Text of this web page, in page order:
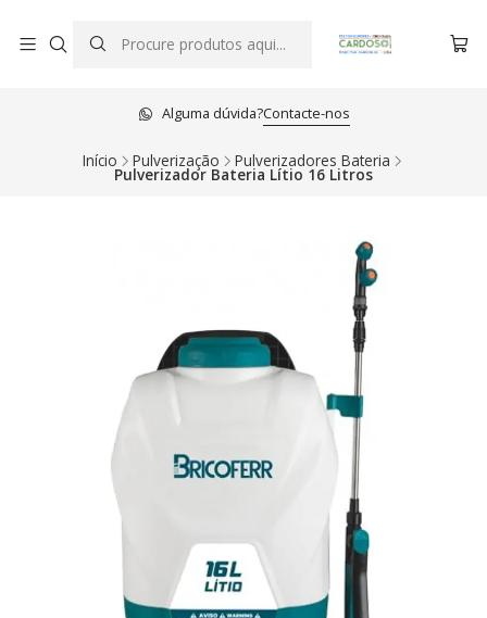
Alguma dúvida?Contacte-nos
Início Pulverização Pulverizadores Bateria
Pulverizador Bateria Lítio 16 Litros